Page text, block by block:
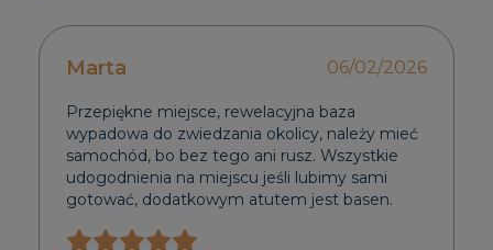
Marta 06/02/2026
Przepiękne miejsce, rewelacyjna baza
wypadowa do zwiedzania okolicy, należy mieć
samochód, bo bez tego ani rusz. Wszystkie
udogodnienia na miejscu jeśli lubimy sami
gotować, dodatkowym atutem jest basen.